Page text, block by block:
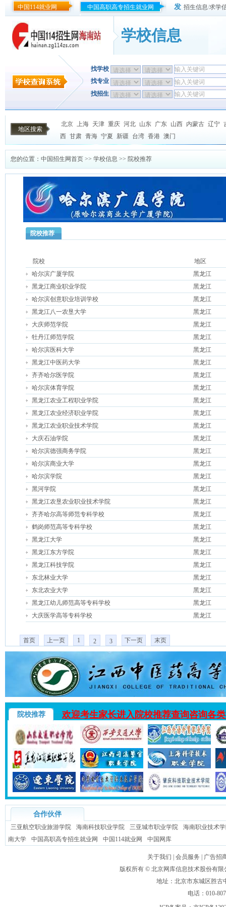
中国114就业网 中国高职高专招生就业网 发 招生信息/求学
学校信息
找学校
找专业
找招生
地区搜索
北京 上海 天津 重庆 河北 山东 广东 山西 内蒙古 辽宁
西 甘肃 青海 宁夏 新疆 台湾 香港 澳门
您的位置： 中国招生网首页 >> 学校信息 >> 院校推荐
院校推荐
院校
地区
哈尔滨广厦学院
黑龙江
黑龙江商业职业学院
黑龙江
哈尔滨创意职业培训学校
黑龙江
黑龙江八一农垦大学
黑龙江
大庆师范学院
黑龙江
牡丹江师范学院
黑龙江
哈尔滨医科大学
黑龙江
黑龙江中医药大学
黑龙江
齐齐哈尔医学院
黑龙江
哈尔滨体育学院
黑龙江
黑龙江农业工程职业学院
黑龙江
黑龙江农业经济职业学院
黑龙江
黑龙江农业职业技术学院
黑龙江
大庆石油学院
黑龙江
哈尔滨德强商务学院
黑龙江
哈尔滨商业大学
黑龙江
哈尔滨学院
黑龙江
黑河学院
黑龙江
黑龙江农垦农业职业技术学院
黑龙江
齐齐哈尔高等师范专科学校
黑龙江
鹤岗师范高等专科学校
黑龙江
黑龙江大学
黑龙江
黑龙江东方学院
黑龙江
黑龙江科技学院
黑龙江
东北林业大学
黑龙江
东北农业大学
黑龙江
黑龙江幼儿师范高等专科学校
黑龙江
大庆医学高等专科学校
黑龙江
首页 上一页 1 2 3 下一页 末页
院校推荐 欢迎考生家长进入院校推荐查询咨询各
合作伙伴
三亚航空职业旅游学院 海南科技职业学院 三亚城市职业学院
海南职业技术
南大学
中国高职高专招生就业网 中国114就业网 中国网库
关于我们 会员服务
广告招
版权所有 © 北京网库信息技术股份有限
地址：北京市东城区胜
电话：010-